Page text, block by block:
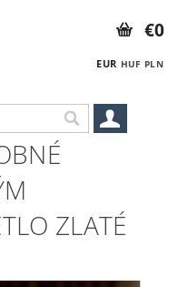
EUR HUF PLN
€0
ZLATÉ